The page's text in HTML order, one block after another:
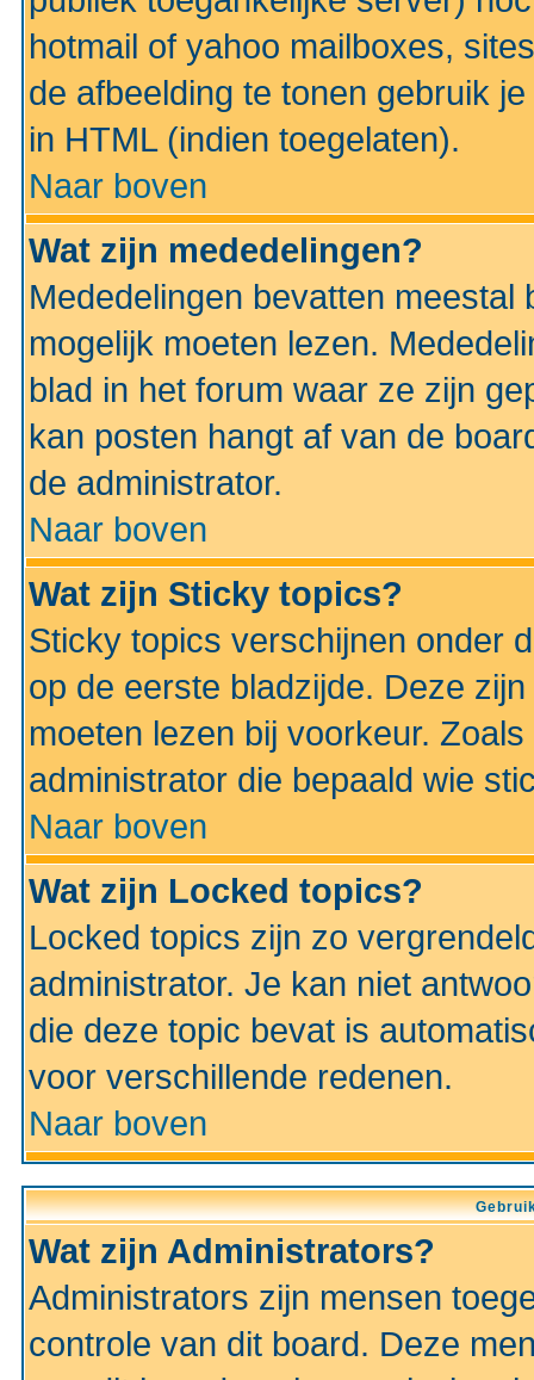
hotmail of yahoo mailboxes,
de afbeelding te tonen gebruik
in HTML (indien toegelaten).
Naar boven
Wat zijn mededelingen?
Mededelingen bevatten
mogelijk moeten lezen.
blad in het forum waar ze zijn
kan posten hangt af van de
de administrator.
Naar boven
Wat zijn Sticky topics?
Sticky topics verschijnen onder
op de eerste bladzijde. Deze
moeten lezen bij voorkeur.
administrator die bepaald wie
Naar boven
Wat zijn Locked topics?
Locked topics zijn zo
administrator. Je kan niet
die deze topic bevat is
voor verschillende redenen.
Naar boven
Wat zijn Administrators?
Administrators zijn mensen
controle van dit board. Deze